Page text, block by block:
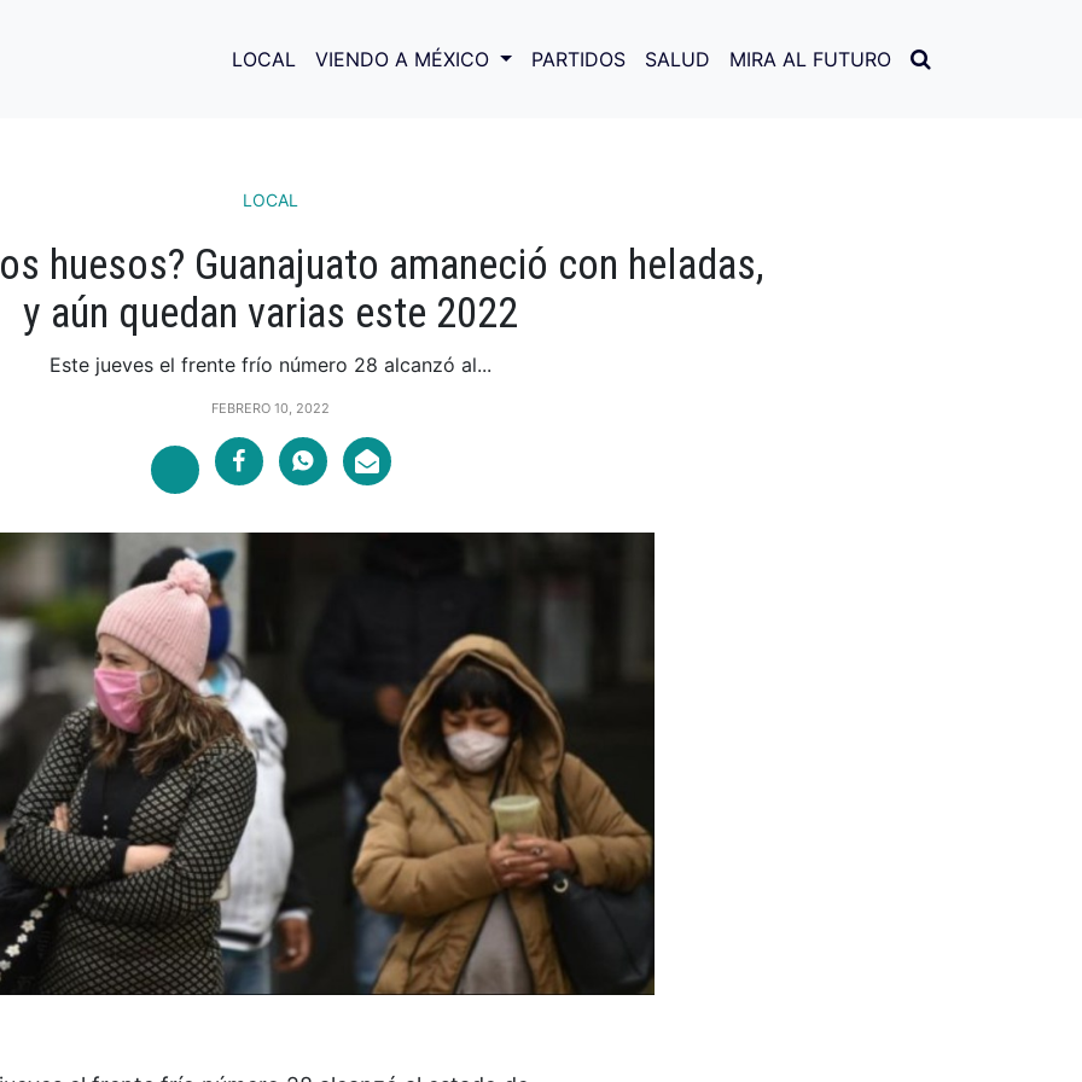
LOCAL VIENDO A MÉXICO PARTIDOS SALUD MIRA AL FUTURO
LOCAL
huesos? Guanajuato amaneció con heladas,
y aún quedan varias este 2022
Este jueves el frente frío número 28 alcanzó al...
FEBRERO 10, 2022